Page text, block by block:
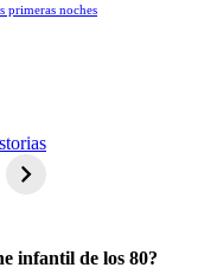
primeras noches
infantil de los 80?